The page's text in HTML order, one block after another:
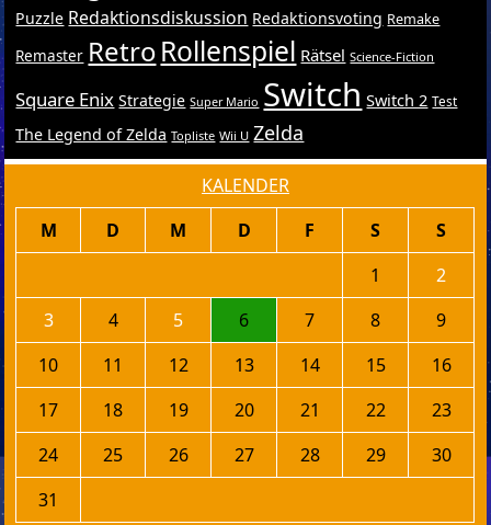
Puzzle Redaktionsdiskussion Redaktionsvoting Remake
Remaster RetroRollenspiel Rätsel Science-Fiction
Square Enix Strategie Super Mario Switch Switch 2 Test
The Legend of Zelda Topliste Wii U Zelda
KALENDER
M D M D F S
S
1
2
3
4 5 6 7 8
9
10
11 12 13 14 15
16
17
18 19 20 21 22
23
24
25 26 27 28 29
30
31